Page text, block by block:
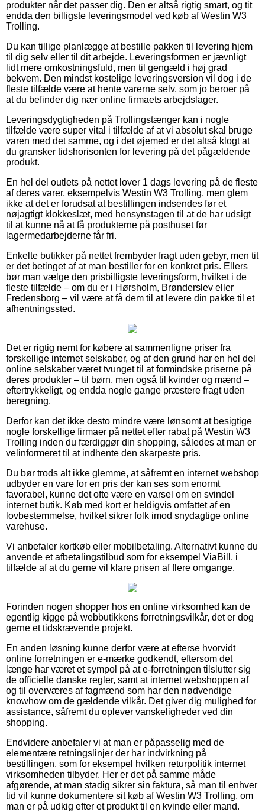
produkter når det passer dig. Den er altså rigtig smart, og tit
endda den billigste leveringsmodel ved køb af Westin W3
Trolling.
Du kan tillige planlægge at bestille pakken til levering hjem
til dig selv eller til dit arbejde. Leveringsformen er jævnligt
lidt mere omkostningsfuld, men til gengæld i høj grad
bekvem. Den mindst kostelige leveringsversion vil dog i de
fleste tilfælde være at hente varerne selv, som jo beroer på
at du befinder dig nær online firmaets arbejdslager.
Leveringsdygtigheden på Trollingstænger kan i nogle
tilfælde være super vital i tilfælde af at vi absolut skal bruge
varen med det samme, og i det øjemed er det altså klogt at
du gransker tidshorisonten for levering på det pågældende
produkt.
En hel del outlets på nettet lover 1 dags levering på de fleste
af deres varer, eksempelvis Westin W3 Trolling, men glem
ikke at det er forudsat at bestillingen indsendes før et
nøjagtigt klokkeslæt, med hensynstagen til at de har udsigt
til at kunne nå at få produkterne på posthuset før
lagermedarbejderne får fri.
Enkelte butikker på nettet frembyder fragt uden gebyr, men tit
er det betinget af at man bestiller for en konkret pris. Ellers
bør man vælge den prisbilligste leveringsform, hvilket i de
fleste tilfælde – om du er i Hørsholm, Brønderslev eller
Fredensborg – vil være at få dem til at levere din pakke til et
afhentningssted.
Det er rigtig nemt for købere at sammenligne priser fra
forskellige internet selskaber, og af den grund har en hel del
online selskaber været tvunget til at formindske priserne på
deres produkter – til børn, men også til kvinder og mænd –
eftertrykkeligt, og endda nogle gange præstere fragt uden
beregning.
Derfor kan det ikke desto mindre være lønsomt at besigtige
nogle forskellige firmaer på nettet efter rabat på Westin W3
Trolling inden du færdiggør din shopping, således at man er
velinformeret til at indhente den skarpeste pris.
Du bør trods alt ikke glemme, at såfremt en internet webshop
udbyder en vare for en pris der kan ses som enormt
favorabel, kunne det ofte være en varsel om en svindel
internet butik. Køb med kort er heldigvis omfattet af en
lovbestemmelse, hvilket sikrer folk imod snydagtige online
varehuse.
Vi anbefaler kortkøb eller mobilbetaling. Alternativt kunne du
anvende et afbetalingstilbud som for eksempel ViaBill, i
tilfælde af at du gerne vil klare prisen af flere omgange.
Forinden nogen shopper hos en online virksomhed kan de
egentlig kigge på webbutikkens forretningsvilkår, det er dog
gerne et tidskrævende projekt.
En anden løsning kunne derfor være at efterse hvorvidt
online forretningen er e-mærke godkendt, eftersom det
længe har været et sympol på at e-forretningen tilslutter sig
de officielle danske regler, samt at internet webshoppen af
og til overværes af fagmænd som har den nødvendige
knowhow om de gældende vilkår. Det giver dig mulighed for
assistance, såfremt du oplever vanskeligheder ved din
shopping.
Endvidere anbefaler vi at man er påpasselig med de
elementære retningslinjer der har indvirkning på
bestillingen, som for eksempel hvilken returpolitik internet
virksomheden tilbyder. Her er det på samme måde
afgørende, at man stadig sikrer sin faktura, så man til enhver
tid vil kunne dokumentere sit køb af Westin W3 Trolling, om
man er på udkig efter et produkt til en kvinde eller mand.